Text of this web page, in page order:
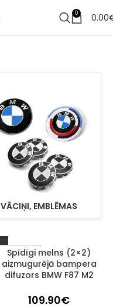
0 0.00
VĀCIŅI, EMBLĒMAS
1–3 d. d.
Spīdīgi melns (2×2)
aizmugurējā bampera
difuzors BMW F87 M2
109.90€